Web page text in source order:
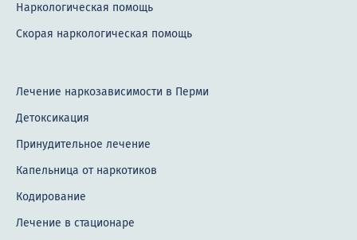
Лечение биполярного расстройства
Лечение болезни Альцгеймера
Лечение булимии
Лечение диссоциативного расстройства
Наркологическая помощь
Скорая наркологическая помощь
Лечение наркозависимости в Перми
Детоксикация
Принудительное лечение
Капельница от наркотиков
Кодирование
Лечение в стационаре